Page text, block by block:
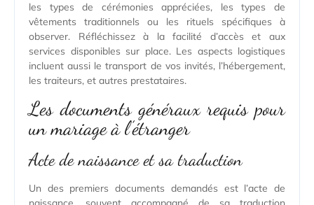
les types de cérémonies appréciées, les types de
vêtements traditionnels ou les rituels spécifiques à
observer. Réfléchissez à la facilité d’accès et aux
services disponibles sur place. Les aspects logistiques
incluent aussi le transport de vos invités, l’hébergement,
les traiteurs, et autres prestataires.
Les documents généraux requis pour
un mariage à l’étranger
Acte de naissance et sa traduction
Un des premiers documents demandés est l’acte de